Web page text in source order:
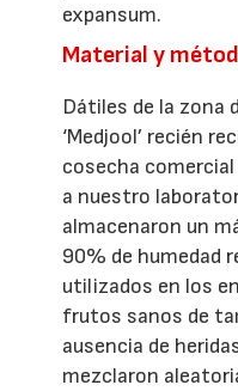
expansum.
Material y
Dátiles de la zona
‘Medjool’ recién
cosecha
a nuestro
almacenaron un
90% de humedad
utilizados en los
frutos sanos de
ausencia de
mezclaron